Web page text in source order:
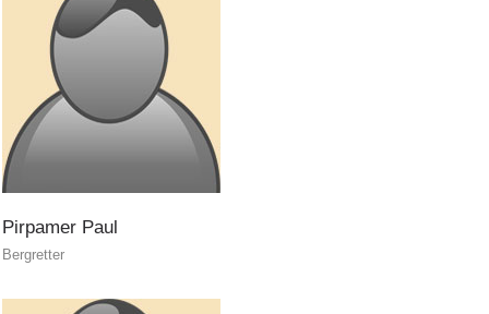
Pirpamer Paul
Bergretter